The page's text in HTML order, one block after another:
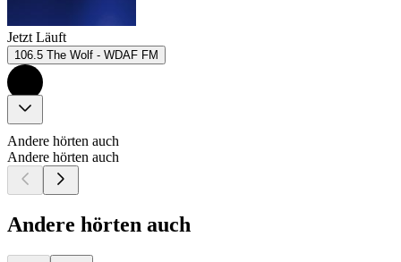
Jetzt Läuft
106.5 The Wolf - WDAF FM
Andere hörten auch
Andere hörten auch
Andere hörten auch